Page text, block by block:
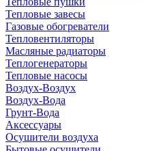
Тепловые завесы
Газовые обогреватели
Тепловентиляторы
Масляные радиаторы
Теплогенераторы
Тепловые насосы
Воздух-Воздух
Воздух-Вода
Грунт-Вода
Аксессуары
Осушители воздуха